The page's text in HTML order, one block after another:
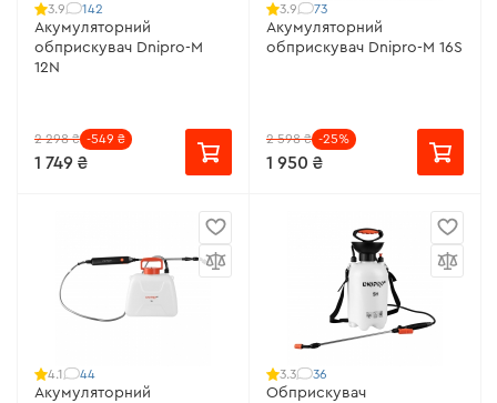
3.9 142
Акумуляторний
обприскувач Dnipro-M
12N
2 298 ₴ -549 ₴
1 749 ₴
3.9 73
Акумуляторний
обприскувач Dnipro-M 16S
2 598 ₴ -25%
1 950 ₴
4.1 44
Акумуляторний
3.3 36
Обприскувач